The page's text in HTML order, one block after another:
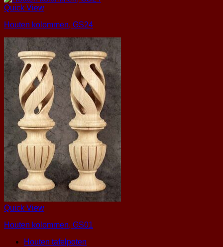
Quick View
Houten kolommen, GS24
Quick View
Houten kolommen, GS01
Houten tafelpoten